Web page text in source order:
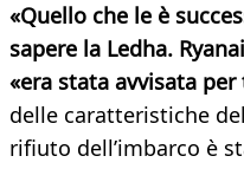
«Quello che le è
sapere la Ledha.
«era stata avvisata
delle caratteristiche
rifiuto dell’imbarco è